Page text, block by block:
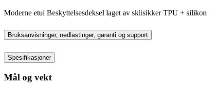
Moderne etui Beskyttelsesdeksel laget av sklisikker TPU + silikon
Bruksanvisninger, nedlastinger, garanti og support
Spesifikasjoner
Mål og vekt